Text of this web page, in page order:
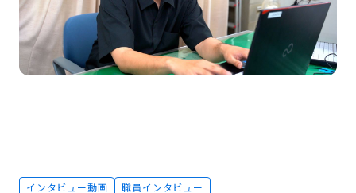
インタビュー動画 職員インタビュー